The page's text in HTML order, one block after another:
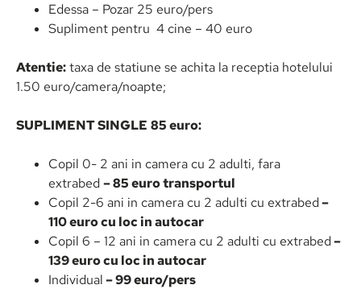
Edessa – Pozar 25 euro/pers
Supliment pentru 4 cine – 40 euro
Atentie:taxa de statiune se achita la receptia hotelului
1.50 euro/camera/noapte;
SUPLIMENT SINGLE 85 euro:
Copil 0- 2 ani in camera cu 2 adulti, fara
extrabed–85 euro transportul
Copil 2-6 ani in camera cu 2 adulti cu extrabed–
110 euro cu loc in autocar
Copil 6 – 12 ani in camera cu 2 adulti cu extrabed–
139 euro cu loc in autocar
Individual–99 euro/pers